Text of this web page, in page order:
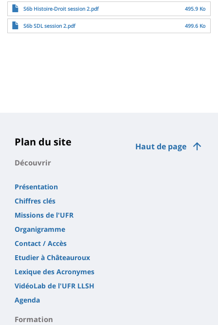
FichierS6b Histoire-Droit session 2.pdf 495.9 Ko
FichierS6b SDL session 2.pdf 499.6 Ko
Haut de page
Plan du site
Découvrir
Présentation
Chiffres clés
Missions de l'UFR
Organigramme
Contact / Accès
Etudier à Châteauroux
Lexique des Acronymes
VidéoLab de l'UFR LLSH
Agenda
Formation